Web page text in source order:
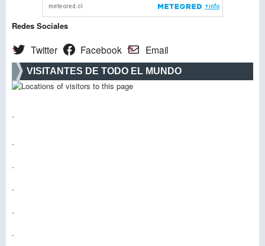
Redes Sociales
Twitter Facebook Email
VISITANTES DE TODO EL MUNDO
.
.
.
.
.
.